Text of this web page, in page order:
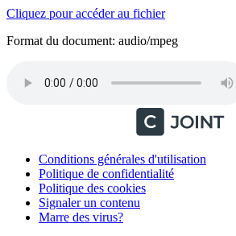
Cliquez pour accéder au fichier
Format du document: audio/mpeg
Conditions générales d'utilisation
Politique de confidentialité
Politique des cookies
Signaler un contenu
Marre des virus?